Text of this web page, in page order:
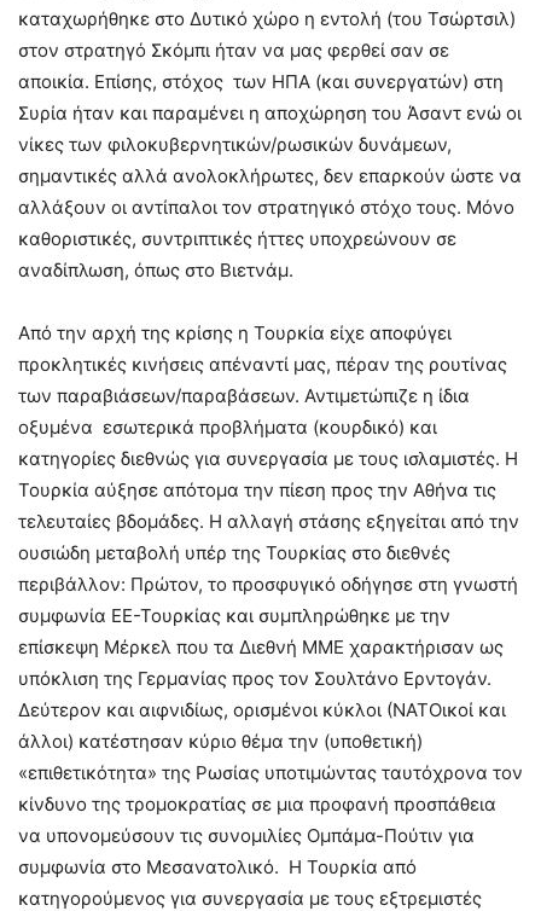
καταχωρήθηκε στο Δυτικό χώρο η εντολή (του Τσώρτσιλ)
στον στρατηγό Σκόμπι ήταν να μας φερθεί σαν σε
αποικία. Επίσης, στόχος των ΗΠΑ (και συνεργατών) στη
Συρία ήταν και παραμένει η αποχώρηση του Άσαντ ενώ οι
νίκες των φιλοκυβερνητικών/ρωσικών δυνάμεων,
σημαντικές αλλά ανολοκλήρωτες, δεν επαρκούν ώστε να
αλλάξουν οι αντίπαλοι τον στρατηγικό στόχο τους. Μόνο
καθοριστικές, συντριπτικές ήττες υποχρεώνουν σε
αναδίπλωση, όπως στο Βιετνάμ.
Από την αρχή της κρίσης η Τουρκία είχε αποφύγει
προκλητικές κινήσεις απέναντί μας, πέραν της ρουτίνας
των παραβιάσεων/παραβάσεων. Αντιμετώπιζε η ίδια
οξυμένα εσωτερικά προβλήματα (κουρδικό) και
κατηγορίες διεθνώς για συνεργασία με τους ισλαμιστές. Η
Τουρκία αύξησε απότομα την πίεση προς την Αθήνα τις
τελευταίες βδομάδες. Η αλλαγή στάσης εξηγείται από την
ουσιώδη μεταβολή υπέρ της Τουρκίας στο διεθνές
περιβάλλον: Πρώτον, το προσφυγικό οδήγησε στη γνωστή
συμφωνία ΕΕ-Τουρκίας και συμπληρώθηκε με την
επίσκεψη Μέρκελ που τα Διεθνή ΜΜΕ χαρακτήρισαν ως
υπόκλιση της Γερμανίας προς τον Σουλτάνο Ερντογάν.
Δεύτερον και αιφνιδίως, ορισμένοι κύκλοι (ΝΑΤΟικοί και
άλλοι) κατέστησαν κύριο θέμα την (υποθετική)
«επιθετικότητα» της Ρωσίας υποτιμώντας ταυτόχρονα τον
κίνδυνο της τρομοκρατίας σε μια προφανή προσπάθεια
να υπονομεύσουν τις συνομιλίες Ομπάμα-Πούτιν για
συμφωνία στο Μεσανατολικό. Η Τουρκία από
κατηγορούμενος για συνεργασία με τους εξτρεμιστές